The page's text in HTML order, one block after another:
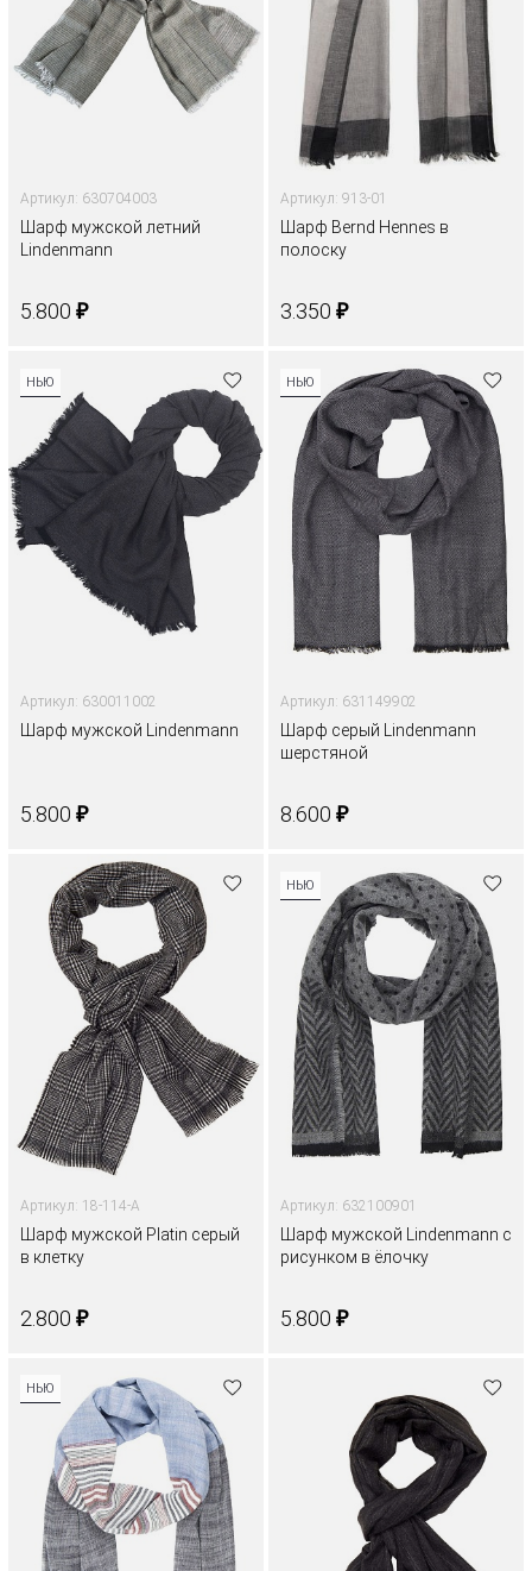
Артикул: 630704003
Шарф мужской летний
Lindenmann
5.800 ₽
Артикул: 913-01
Шарф Bernd Hennes в
полоску
3.350 ₽
НЬЮ
Артикул: 630011002
Шарф мужской Lindenmann
5.800 ₽
НЬЮ
Артикул: 631149902
Шарф серый Lindenmann
шерстяной
8.600 ₽
Артикул: 18-114-A
Шарф мужской Platin серый
в клетку
2.800 ₽
НЬЮ
Артикул: 632100901
Шарф мужской Lindenmann с
рисунком в ёлочку
5.800 ₽
НЬЮ